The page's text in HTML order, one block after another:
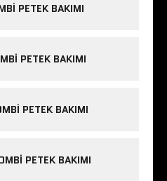
PETEK BAKIMI
PETEK BAKIMI
PETEK BAKIMI
PETEK BAKIMI